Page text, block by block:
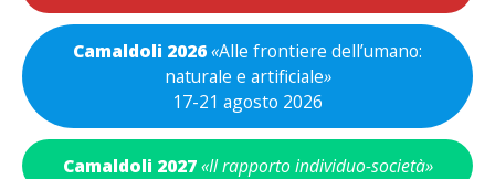
Camaldoli 2026«Alle frontiere dell’umano:
naturale e artificiale»
17-21 agosto 2026
Camaldoli 2027 «Il rapporto individuo-società»